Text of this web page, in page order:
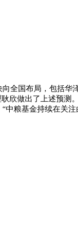
全国布局，包括华
欣做出了上述预测
中粮基金持续在关